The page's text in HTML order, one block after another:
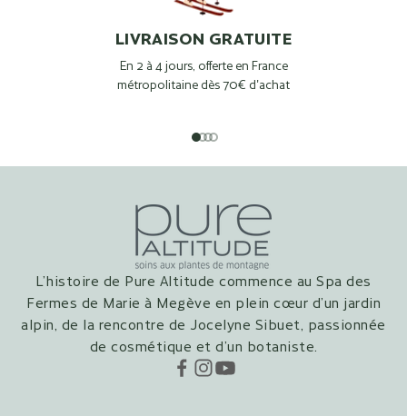
LIVRAISON GRATUITE
En 2 à 4 jours, offerte en France
métropolitaine dès 70€ d'achat
Aller à l'élément 1
Aller à l'élément 2
Aller à l'élément 3
Aller à l'élément 4
L’histoire de Pure Altitude commence au Spa des
Fermes de Marie à Megève en plein cœur d’un jardin
alpin, de la rencontre de Jocelyne Sibuet, passionnée
de cosmétique et d’un botaniste.